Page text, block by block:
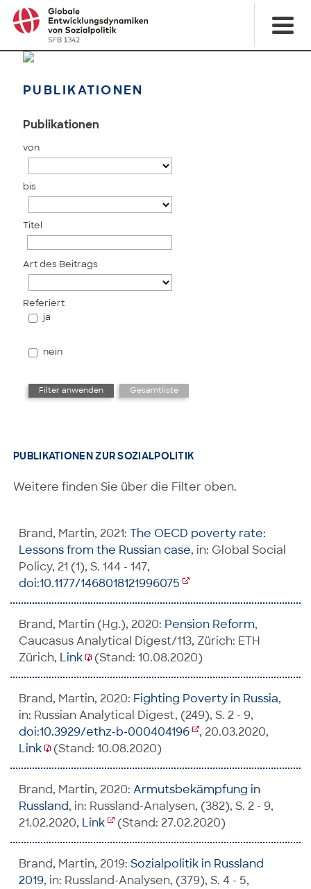
PUBLIKATIONEN
Publikationen
von
bis
Titel
Art des Beitrags
Referiert
ja
nein
PUBLIKATIONEN ZUR SOZIALPOLITIK
Weitere finden Sie über die Filter oben.
Brand, Martin, 2021: The OECD poverty rate:
Lessons from the Russian case, in: Global Social
Policy, 21 (1), S. 144 - 147,
doi:10.1177/1468018121996075
Brand, Martin (Hg.), 2020: Pension Reform,
Caucasus Analytical Digest/113, Zürich: ETH
Zürich, Link (Stand: 10.08.2020)
Brand, Martin, 2020: Fighting Poverty in Russia,
in: Russian Analytical Digest, (249), S. 2 - 9,
doi:10.3929/ethz-b-000404196
, 20.03.2020,
Link
(Stand: 10.08.2020)
Brand, Martin, 2020: Armutsbekämpfung in
Russland, in: Russland-Analysen, (382), S. 2 - 9,
21.02.2020, Link (Stand: 27.02.2020)
Brand, Martin, 2019: Sozialpolitik in Russland
2019, in: Russland-Analysen, (379), S. 4 - 5,